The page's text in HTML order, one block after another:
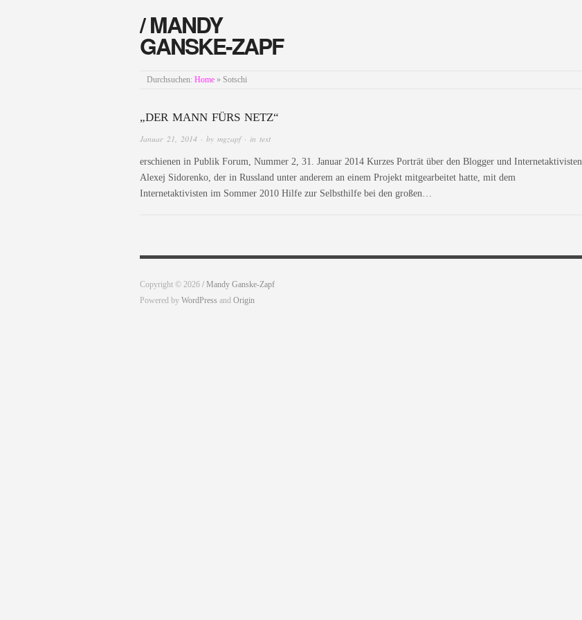
/ MANDY
GANSKE-ZAPF
Durchsuchen: Home » Sotschi
„DER MANN FÜRS NETZ“
Januar 21, 2014 · by mgzapf· in text
erschienen in Publik Forum, Nummer 2, 31. Januar 2014 Kurzes Porträt über den Blogger und Internetaktivisten
Alexej Sidorenko, der in Russland unter anderem an einem Projekt mitgearbeitet hatte, mit dem
Internetaktivisten im Sommer 2010 Hilfe zur Selbsthilfe bei den großen…
Copyright © 2026 / Mandy Ganske-Zapf
Powered by WordPress and Origin